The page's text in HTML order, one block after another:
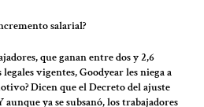
salarial?
que ganan entre dos y 2,6
vigentes, Goodyear les niega a
Dicen que el Decreto del ajuste
ya se subsanó, los trabajadores